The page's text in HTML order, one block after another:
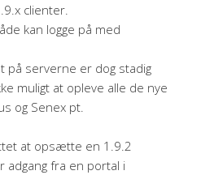
clienter.
kan logge på med
på serverne er dog stadig
muligt at opleve alle de nye
og Senex pt.
at opsætte en 1.9.2
adgang fra en portal i